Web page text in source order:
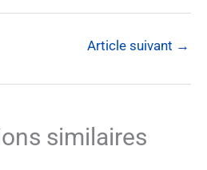
Article suivant →
similaires